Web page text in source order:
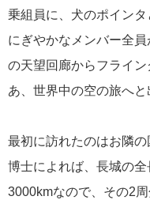
乗組員に、犬のポインタ
にぎやかなメンバー全員
の天望回廊からフライ
あ、世界中の空の旅へと
最初に訪れたのはお隣の
博士によれば、長城の全
3000kmなので、その2周